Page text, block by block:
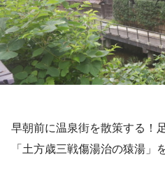
早朝前に温泉街を散策する！
「土方歳三戦傷湯治の猿湯」